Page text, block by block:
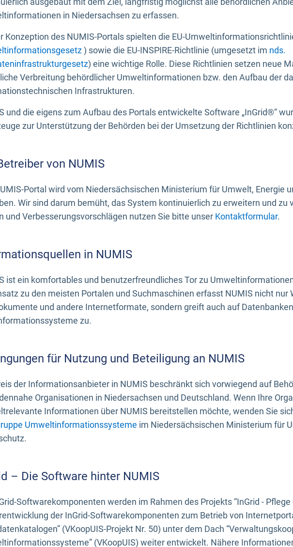
in Niedersachsen zu erfassen.
Konzeption des NUMIS-Portals spielten die EU-
) sowie die EU-INSPIRE-Richtlinie (umgesetzt im nds.
) eine wichtige Rolle. Diese Richtlinien setzen neue
Verbreitung behördlicher Umweltinformationen bzw. den Aufbau der
Infrastrukturen.
und die eigens zum Aufbau des Portals entwickelte Software „InGrid®“
zur Unterstützung der Behörden bei der Umsetzung der Richtlinien
von NUMIS
Portal wird vom Niedersächsischen Ministerium für Umwelt, Energie
Wir sind darum bemüht, das System kontinuierlich zu erweitern und zu
und Verbesserungsvorschlägen nutzen Sie bitte unser Kontaktformular.
in NUMIS
ist ein komfortables und benutzerfreundliches Tor zu
zu den meisten Portalen und Suchmaschinen erfasst NUMIS nicht nur
und andere Internetformate, sondern greift auch auf
zu.
für Nutzung und Beteiligung an NUMIS
der Informationsanbieter in NUMIS beschränkt sich vorwiegend auf
Organisationen in Niedersachsen und Deutschland. Wenn Ihre
Informationen über NUMIS bereitstellen möchte, wenden Sie
Umweltinformationssysteme im Niedersächsischen Ministerium für
– Die Software hinter NUMIS
Softwarekomponenten werden im Rahmen des Projekts “InGrid - Pflege
der InGrid-Softwarekomponenten zum Betrieb von
(VKoopUIS-Projekt Nr. 50) unter dem Dach
(VKoopUIS) weiter entwickelt. Nähere